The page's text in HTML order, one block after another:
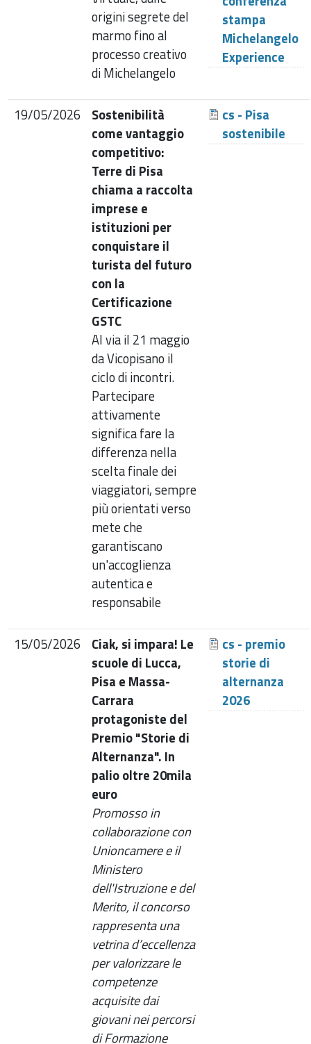
origini segrete del
marmo fino al
processo creativo
di Michelangelo
stampa
Michelangelo
Experience
19/05/2026
Sostenibilità
come vantaggio
competitivo:
Terre di Pisa
chiama a raccolta
imprese e
istituzioni per
conquistare il
turista del futuro
con la
Certificazione
GSTC
Al via il 21 maggio
da Vicopisano il
ciclo di incontri.
Partecipare
attivamente
significa fare la
differenza nella
scelta finale dei
viaggiatori, sempre
più orientati verso
mete che
garantiscano
un'accoglienza
autentica e
responsabile
cs - Pisa
sostenibile
15/05/2026
Ciak, si impara! Le
scuole di Lucca,
Pisa e Massa-
Carrara
protagoniste del
Premio "Storie di
Alternanza". In
palio oltre 20mila
euro
Promosso in
collaborazione con
Unioncamere e il
Ministero
dell'Istruzione e del
Merito, il concorso
rappresenta una
vetrina d’eccellenza
per valorizzare le
competenze
acquisite dai
giovani nei percorsi
di Formazione
cs - premio
storie di
alternanza
2026